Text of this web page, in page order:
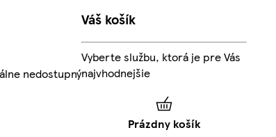
nedostupný
Váš košík
Vyberte službu, ktorá je pre Vás
najvhodnejšie
Prázdny košík